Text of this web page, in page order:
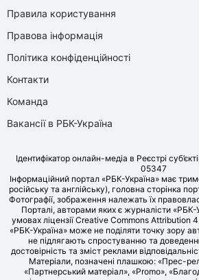
Правила користування
Правова інформація
Політика конфіденційності
Контакти
Команда
Вакансії в РБК-Україна
Ідентифікатор онлайн-медіа в Реєстрі
05347
Інформаційний портал «РБК-Україна» має
російську та англійську), головна сторінка
Фотографії, зображення належать їх
Порталі, авторами яких є журналісти «РБК-
умовах ліцензії Creative Commons Attribution
«РБК-Україна» може не поділяти точку зору
не підлягають спростуванню та
достовірність та зміст реклами
Матеріали, позначені плашкою: «Прес-
«Партнерський матеріал», «Promo»,